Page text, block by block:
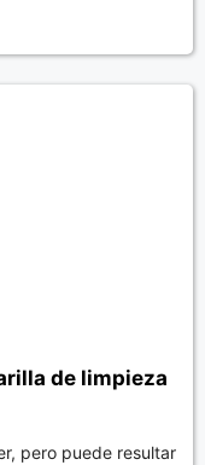
de limpieza
pero puede resultar